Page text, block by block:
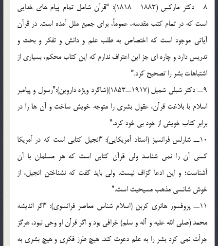
8ــ دکتر مارکس (1883ــ 1818): “قرآن شامل تمام پيام هاي خدايي
است که در تمام کتب مقدسه، عموماً، براي جميع ملل آمده است. در قرآن
آياتي موجود است که اختصاص به طلب علم و دانش و تفکر و بحث و
تدريس دارد و چاره اي جز اين اعتراف ندارم که اين کتاب محکم، بسياري از
اشتباهات بشر را تصحيح کرد.”
9ــ دکتر شبلي شميل (1917ــ1853)(شاگرد ويژه داروين):”رسول و پيامبر
اسلام با بلاغت قرآن، عقول بشري را متوجه خويش ساخت و آن ها را در
برابر کتاب خويش از خود بي خود کرد.”
10ــ شارلس فرانسيز (استاد آمريکايي): “انجيل کتابي است که در آمريکا
کسي آن را نمي شناسد ولي قرآن کتابي است که هر مسلمان با آن
آشناست؛ و اين ادعا گزاف نيست. ولي بايد گفت که نشناختن انجيل، از
خوش شانسي مذهب مسيحيت است.”
11ــ پروفسور هانري کربن (اسلام شناس معاصر فرانسوي): “اگر انديشه
محمد (صلي الله عليه و آله و سلم) خرافي بود و اگر قرآن او وحي نبود، هرگز
جرأت نمي کرد بشر را به علم دعوت کند. هيچ طرز فکري و هيچ بشري به